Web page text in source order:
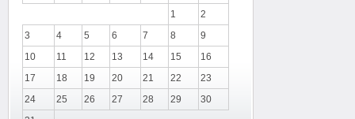
1
2
3
4 5 6 7 8
9
10
11 12 13 14 15
16
17
18 19 20 21 22
23
24
25 26 27 28 29
30